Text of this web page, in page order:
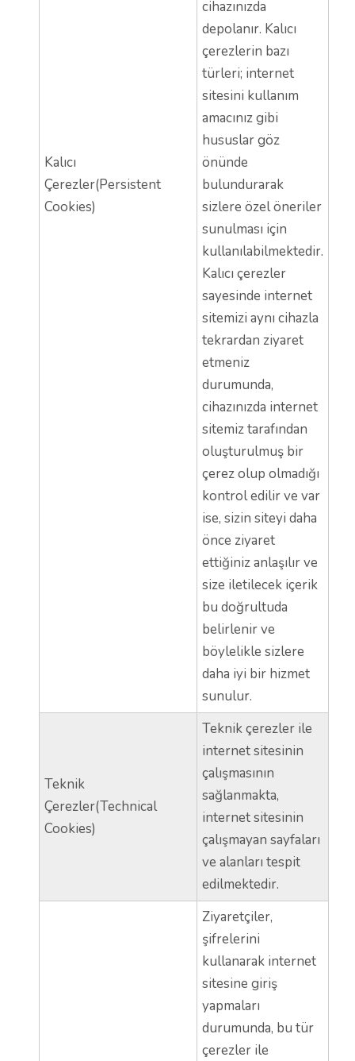
Kalıcı
Çerezler(Persistent
Cookies)
cihazınızda
depolanır. Kalıcı
çerezlerin bazı
türleri; internet
sitesini kullanım
amacınız gibi
hususlar göz
önünde
bulundurarak
sizlere özel öneriler
sunulması için
kullanılabilmektedir.
Kalıcı çerezler
sayesinde internet
sitemizi aynı cihazla
tekrardan ziyaret
etmeniz
durumunda,
cihazınızda internet
sitemiz tarafından
oluşturulmuş bir
çerez olup olmadığı
kontrol edilir ve var
ise, sizin siteyi daha
önce ziyaret
ettiğiniz anlaşılır ve
size iletilecek içerik
bu doğrultuda
belirlenir ve
böylelikle sizlere
daha iyi bir hizmet
sunulur.
Teknik
Çerezler(Technical
Cookies)
Teknik çerezler ile
internet sitesinin
çalışmasının
sağlanmakta,
internet sitesinin
çalışmayan sayfaları
ve alanları tespit
edilmektedir.
Ziyaretçiler,
şifrelerini
kullanarak internet
sitesine giriş
yapmaları
durumunda, bu tür
çerezler ile